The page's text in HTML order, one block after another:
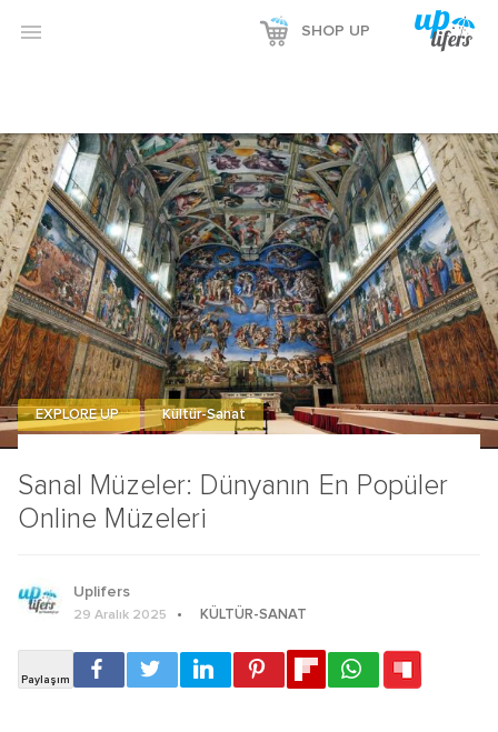
Reklamı Göster
Reklamı Gizle
 SHOP UP
Sanal Müzeler: Dünyanın En Popüler
Online Müzeleri
EXPLORE UP Kültür-Sanat
Uplifers
29 Aralık 2025 KÜLTÜR-SANAT